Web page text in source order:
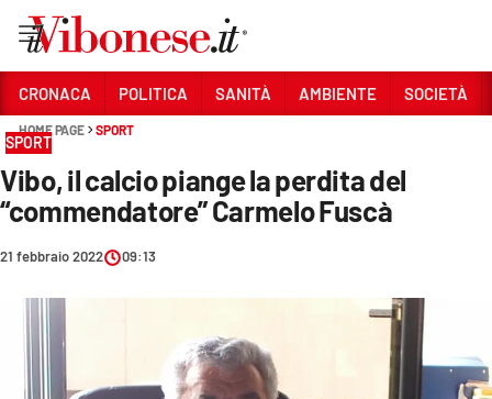
Sezioni
CRONACA
POLITICA
SANITÀ
AMBIENTE
SOCIETÀ
CRONACA POLITICA SANITÀ AMBIENTE SOCIETÀ
HOME PAGE SPORT
SPORT
Vibo, il calcio piange la perdita del
“commendatore” Carmelo Fuscà
21 febbraio 2022 09:13